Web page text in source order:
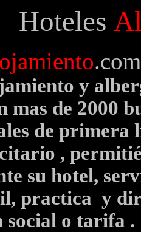
Hoteles
.com
y
mas de 2000
de primera
,
su hotel,
practica y
social o tarifa .